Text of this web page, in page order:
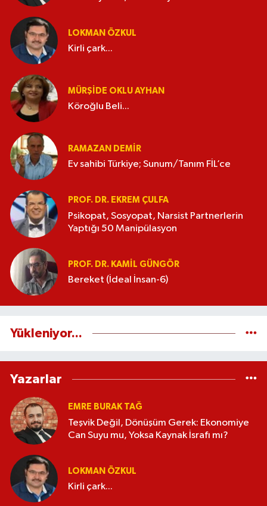
LOKMAN ÖZKUL
Kirli çark...
MÜRŞIDE OKLU AYHAN
Köroğlu Beli...
RAMAZAN DEMİR
Ev sahibi Türkiye; Sunum/Tanım FİL’ce
PROF. DR. EKREM ÇULFA
Psikopat, Sosyopat, Narsist Partnerlerin
Yaptığı 50 Manipülasyon
PROF. DR. KAMIL GÜNGÖR
Bereket (İdeal İnsan-6)
Yükleniyor...
Yazarlar
EMRE BURAK TAĞ
Teşvik Değil, Dönüşüm Gerek: Ekonomiye
Can Suyu mu, Yoksa Kaynak İsrafı mı?
LOKMAN ÖZKUL
Kirli çark...